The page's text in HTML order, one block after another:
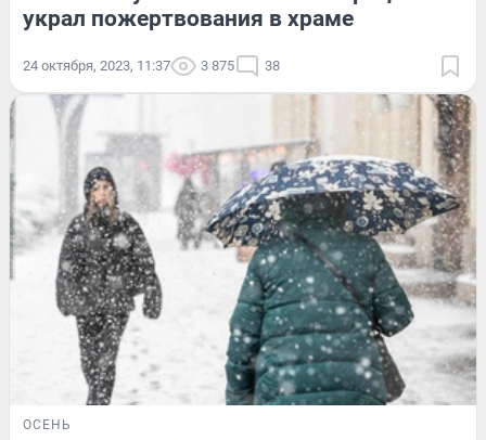
украл пожертвования в храме
24 октября, 2023, 11:37 3 875 38
ОСЕНЬ